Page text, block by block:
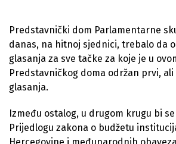
Predstavnički dom Parlamentarne
danas, na hitnoj sjednici, trebalo da
glasanja za sve tačke za koje je u
Predstavničkog doma održan prvi,
glasanja.
Između ostalog, u drugom krugu bi
Prijedlogu zakona o budžetu
Hercegovine i međunarodnih obaveza